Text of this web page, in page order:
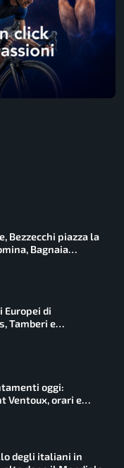
Bezzecchi piazza la
Bagnaia
Europei di
Tamberi e
spedizione
oggi:
Ventoux, orari e
degli italiani in